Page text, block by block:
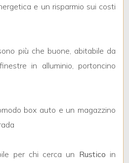
e un risparmio sui costi
più che buone, abitabile da
in alluminio, portoncino
box auto e un magazzino
per chi cerca un Rustico in